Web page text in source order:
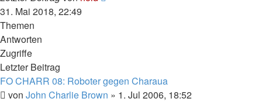
31. Mai 2018, 22:49
Themen
Antworten
Zugriffe
Letzter Beitrag
FO CHARR 08: Roboter gegen Charaua
von John Charlie Brown » 1. Jul 2006, 18:52